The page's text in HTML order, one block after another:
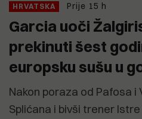
HRVATSKA Prije 15 h
Garcia uoči
prekinuti šest
europsku sušu u
Nakon poraza od Pafosa
Splićana i bivši trener